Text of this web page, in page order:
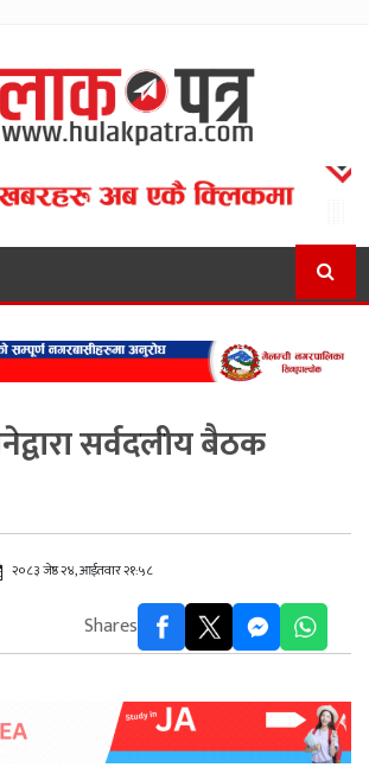
सर्वदलीय बैठक
२०८३ जेष्ठ २४, आईतवार २१:५८
Shares